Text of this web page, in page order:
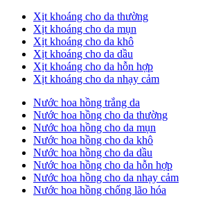
Xịt khoáng cho da thường
Xịt khoáng cho da mụn
Xịt khoáng cho da khô
Xịt khoáng cho da dầu
Xịt khoáng cho da hỗn hợp
Xịt khoáng cho da nhạy cảm
Nước hoa hồng trắng da
Nước hoa hồng cho da thường
Nước hoa hồng cho da mụn
Nước hoa hồng cho da khô
Nước hoa hồng cho da dầu
Nước hoa hồng cho da hỗn hợp
Nước hoa hồng cho da nhạy cảm
Nước hoa hồng chống lão hóa